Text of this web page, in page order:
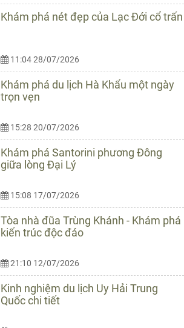
Khám phá nét đẹp của Lạc Đới cổ trấn
11:04 28/07/2026
Khám phá du lịch Hà Khẩu một ngày
trọn vẹn
15:28 20/07/2026
Khám phá Santorini phương Đông
giữa lòng Đại Lý
15:08 17/07/2026
Tòa nhà đũa Trùng Khánh - Khám phá
kiến trúc độc đáo
21:10 12/07/2026
Kinh nghiệm du lịch Uy Hải Trung
Quốc chi tiết